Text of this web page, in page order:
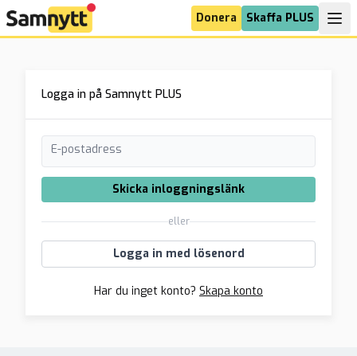
Donera Skaffa PLUS
Logga in på Samnytt PLUS
E-postadress
Skicka inloggningslänk
eller
Logga in med lösenord
Har du inget konto? Skapa konto